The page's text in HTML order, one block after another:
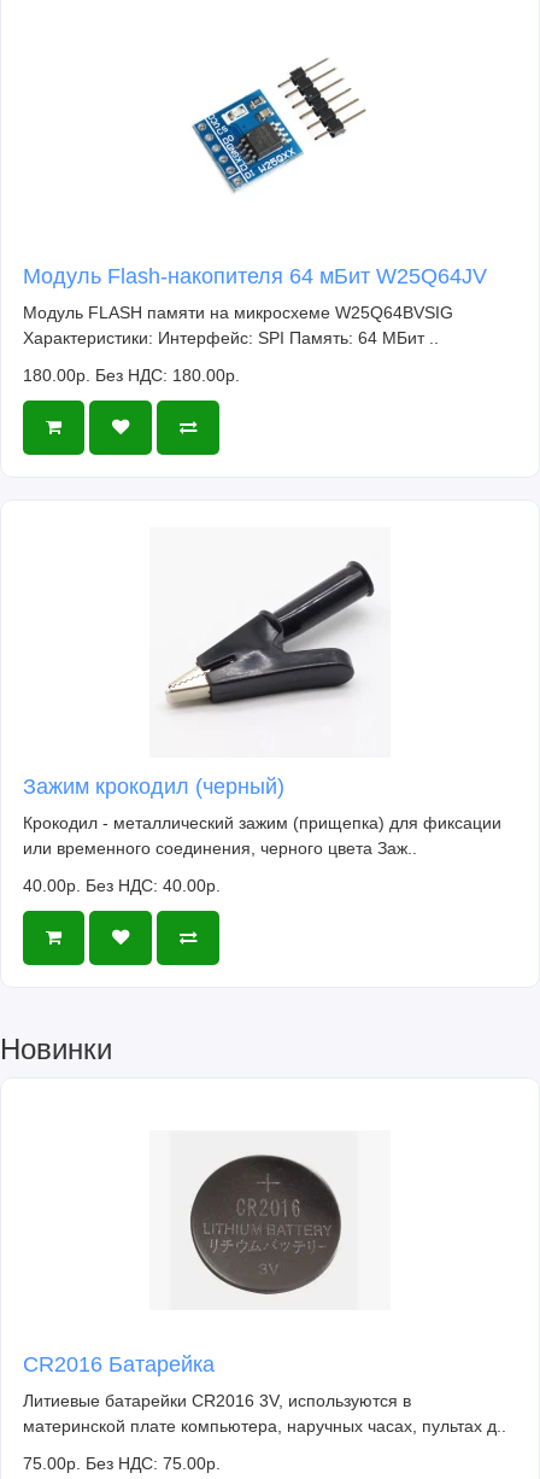
Модуль Flash-накопителя 64 мБит W25Q64JV
Модуль FLASH памяти на микросхеме W25Q64BVSIG
Характеристики: Интерфейс: SPI Память: 64 МБит ..
180.00р. Без НДС: 180.00р.
Зажим крокодил (черный)
Крокодил - металлический зажим (прищепка) для фиксации
или временного соединения, черного цвета Заж..
40.00р. Без НДС: 40.00р.
Новинки
CR2016 Батарейка
Литиевые батарейки CR2016 3V, используются в
материнской плате компьютера, наручных часах, пультах д..
75.00р. Без НДС: 75.00р.